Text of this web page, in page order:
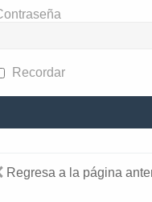
Recordar
Regresa a la página